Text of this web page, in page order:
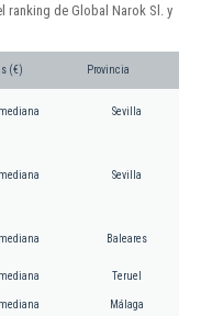
de Global Narok Sl. y
(€) Provincia
mediana Sevilla
mediana Sevilla
mediana Baleares
mediana Teruel
mediana Málaga